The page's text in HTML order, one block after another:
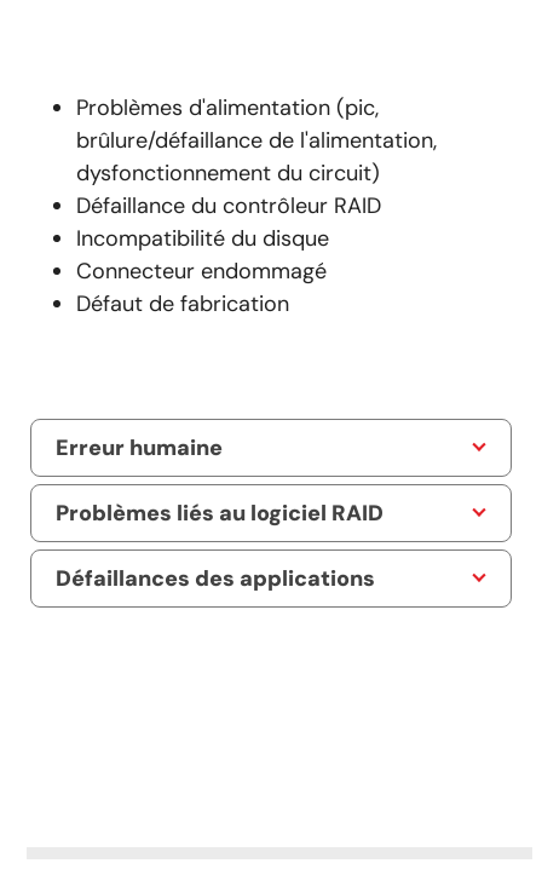
Problèmes d'alimentation (pic,
brûlure/défaillance de l'alimentation,
dysfonctionnement du circuit)
Défaillance du contrôleur RAID
Incompatibilité du disque
Connecteur endommagé
Défaut de fabrication
Erreur humaine
Problèmes liés au logiciel RAID
Défaillances des applications